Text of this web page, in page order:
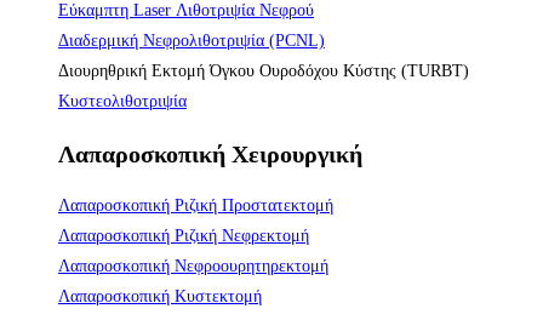
Εύκαμπτη Laser Λιθοτριψία Νεφρού
Διαδερμική Νεφρολιθοτριψία (PCNL)
Διουρηθρική Εκτομή Όγκου Ουροδόχου Κύστης (TURBT)
Κυστεολιθοτριψία
Λαπαροσκοπική Χειρουργική
Λαπαροσκοπική Ριζική Προστατεκτομή
Λαπαροσκοπική Ριζική Νεφρεκτομή
Λαπαροσκοπική Νεφροουρητηρεκτομή
Λαπαροσκοπική Κυστεκτομή